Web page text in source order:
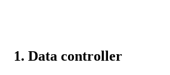
1. Data controller